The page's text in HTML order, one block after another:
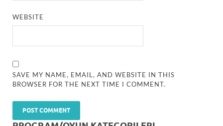
WEBSITE
SAVE MY NAME, EMAIL, AND WEBSITE IN THIS
BROWSER FOR THE NEXT TIME I COMMENT.